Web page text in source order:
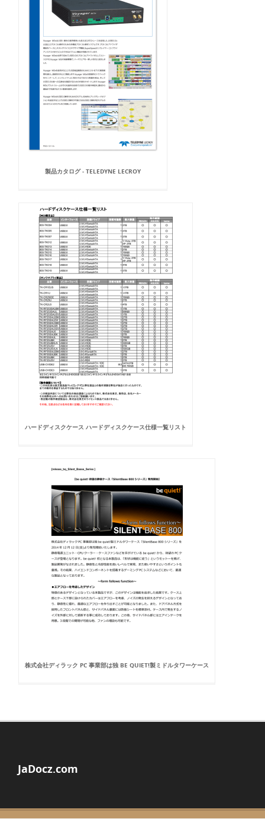
製品カタログ - TELEDYNE LECROY
ハードディスクケース ハードディスクケース仕様一覧リスト
株式会社ディラック PC 事業部は独 BE QUIET!製ミドルタワーケース
JaDocz.com